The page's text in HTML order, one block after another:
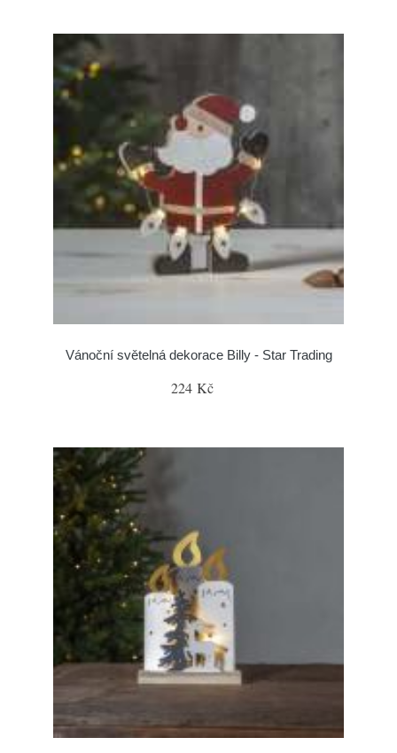
Vánoční světelná dekorace Billy - Star Trading
224 Kč